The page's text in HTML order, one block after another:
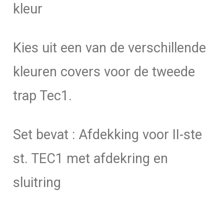
kleur
Kies uit een van de verschillende
kleuren covers voor de tweede
trap Tec1.
Set bevat : Afdekking voor II-ste
st. TEC1 met afdekring en
sluitring